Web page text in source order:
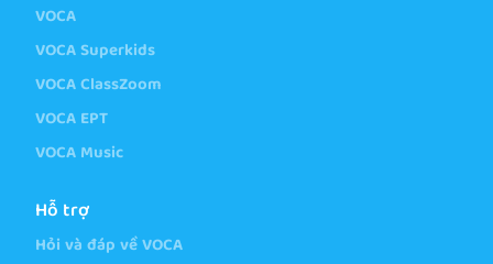
VOCA
VOCA Superkids
VOCA ClassZoom
VOCA EPT
VOCA Music
Hỗ trợ
Hỏi và đáp về VOCA